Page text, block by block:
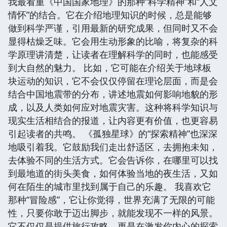
情怀”的结合。它在介绍地理知识的时候，总是能够
做到科学严谨，引用最新的研究成果，但同时又不会
显得枯燥乏味。它会用生动形象的比喻，将复杂的科
学原理讲清楚，让读者在理解科学的同时，也能感受
到大自然的魅力。 比如，它可能在介绍关于地球板
块运动的知识，它不会仅仅停留在理论层面，而是会
结合中国地震带的分布，讲述地震如何影响地貌的形
成，以及人类如何应对地震灾害。这种将科学知识与
现实生活相结合的报道，让内容更有价值，也更容易
引起读者的共鸣。 《孤独星球》的“探索精神”也深深
地吸引着我。它鼓励我们走出舒适区，去拥抱未知，
去体验不同的生活方式。它会告诉你，在哪里可以找
到最地道的街头美食，如何体验当地的夜生活，又如
何在陌生的城市里找到属于自己的乐趣。 我喜欢它
那种“冒险感”，它让你觉得，世界充满了无限的可能
性，只要你敢于迈出脚步，就能发现不一样的风景。